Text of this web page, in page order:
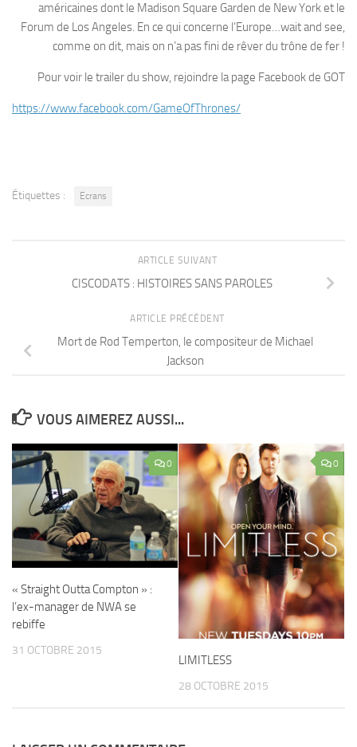
américaines dont le Madison Square Garden de New York et le
Forum de Los Angeles. En ce qui concerne l’Europe…wait and see,
comme on dit, mais on n’a pas fini de rêver du trône de fer !
Pour voir le trailer du show, rejoindre la page Facebook de GOT
https://www.facebook.com/GameOfThrones/
Étiquettes : Ecrans
ARTICLE SUIVANT
CISCODATS : HISTOIRES SANS PAROLES
ARTICLE PRÉCÉDENT
Mort de Rod Temperton, le compositeur de Michael
Jackson
VOUS AIMEREZ AUSSI...
0
« Straight Outta Compton » :
l’ex-manager de NWA se
rebiffe
31 OCTOBRE 2015
0
LIMITLESS
28 OCTOBRE 2015